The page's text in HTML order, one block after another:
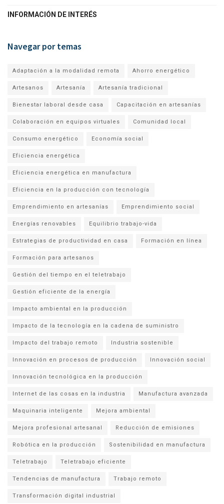
INFORMACIÓN DE INTERÉS
Navegar por temas
Adaptación a la modalidad remota Ahorro energético
Artesanos Artesanía Artesanía tradicional
Bienestar laboral desde casa Capacitación en artesanías
Colaboración en equipos virtuales Comunidad local
Consumo energético Economía social
Eficiencia energética
Eficiencia energética en manufactura
Eficiencia en la producción con tecnología
Emprendimiento en artesanías Emprendimiento social
Energías renovables Equilibrio trabajo-vida
Estrategias de productividad en casa Formación en línea
Formación para artesanos
Gestión del tiempo en el teletrabajo
Gestión eficiente de la energía
Impacto ambiental en la producción
Impacto de la tecnología en la cadena de suministro
Impacto del trabajo remoto Industria sostenible
Innovación en procesos de producción Innovación social
Innovación tecnológica en la producción
Internet de las cosas en la industria Manufactura avanzada
Maquinaria inteligente Mejora ambiental
Mejora profesional artesanal Reducción de emisiones
Robótica en la producción Sostenibilidad en manufactura
Teletrabajo Teletrabajo eficiente
Tendencias de manufactura Trabajo remoto
Transformación digital industrial